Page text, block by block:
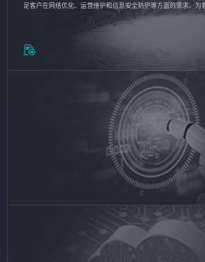
足客户在网络优化、运营维护和信息安全防护等方面的需求，为